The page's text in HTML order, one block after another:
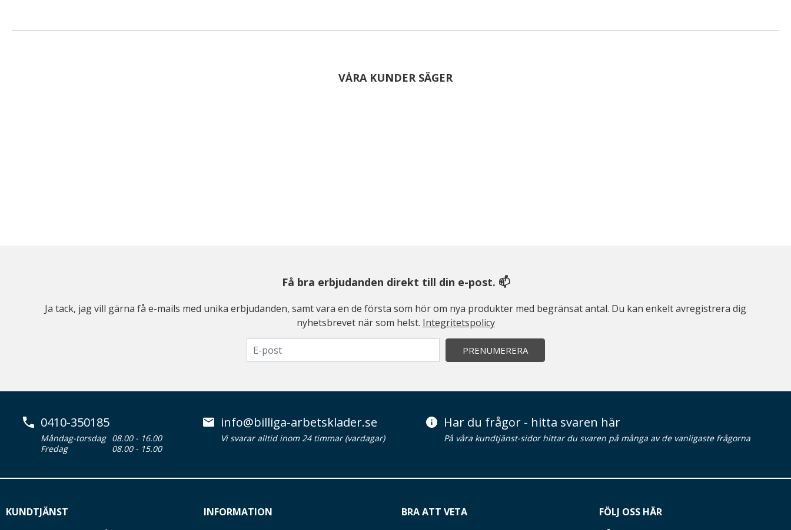
VÅRA KUNDER SÄGER
Få bra erbjudanden direkt till din e-post. 📫
Ja tack, jag vill gärna få e-mails med unika erbjudanden, samt vara en de första som hör om nya produkter med begränsat antal. Du kan enkelt avregistrera dig
nyhetsbrevet när som helst. Integritetspolicy
PRENUMERERA
0410-350185
Måndag-torsdag 08.00 - 16.00
Fredag
08.00 - 15.00
info@billiga-arbetsklader.se
Vi svarar alltid inom 24 timmar (vardagar)
Har du frågor - hitta svaren här
På våra kundtjänst-sidor hittar du svaren på många av de vanligaste frågorna
KUNDTJÄNST
INFORMATION
BRA ATT VETA
FÖLJ OSS HÄR